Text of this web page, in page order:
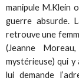
manipule M.Klein
guerre absurde.
retrouve une
(Jeanne
mystérieuse) qui
lui demande